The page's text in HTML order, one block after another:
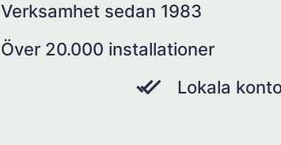
Verksamhet sedan 1983
Över 20.000 installationer
Lokala